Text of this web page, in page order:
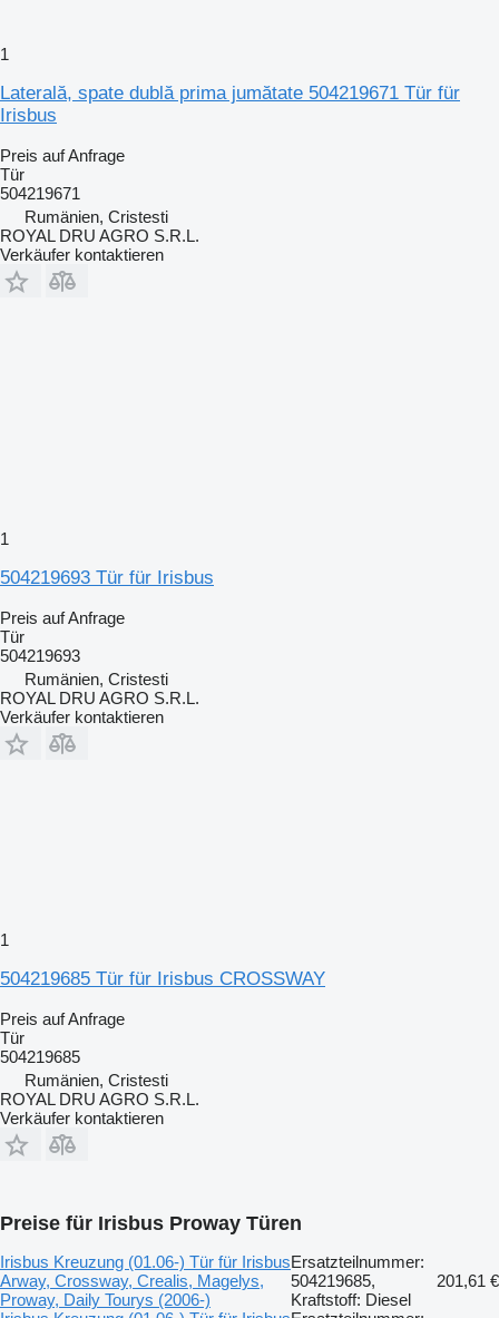
1
Laterală, spate dublă prima jumătate 504219671 Tür für
Irisbus
Preis auf Anfrage
Tür
504219671
Rumänien, Cristesti
ROYAL DRU AGRO S.R.L.
Verkäufer kontaktieren
1
504219693 Tür für Irisbus
Preis auf Anfrage
Tür
504219693
Rumänien, Cristesti
ROYAL DRU AGRO S.R.L.
Verkäufer kontaktieren
1
504219685 Tür für Irisbus CROSSWAY
Preis auf Anfrage
Tür
504219685
Rumänien, Cristesti
ROYAL DRU AGRO S.R.L.
Verkäufer kontaktieren
Preise für Irisbus Proway Türen
Irisbus Kreuzung (01.06-) Tür für Irisbus
Arway, Crossway, Crealis, Magelys,
Proway, Daily Tourys (2006-)
Ersatzteilnummer:
504219685,
Kraftstoff: Diesel
201,61 €